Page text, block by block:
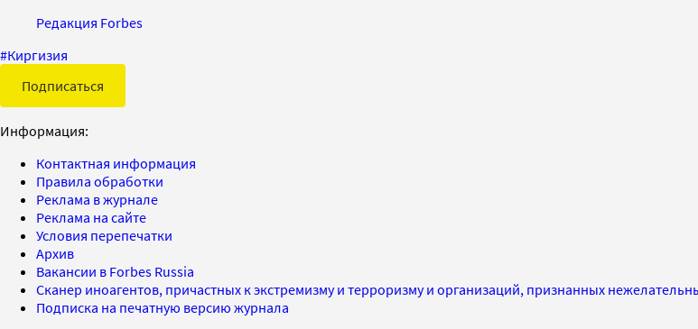
Редакция Forbes
#Киргизия
Подписаться
Информация:
Контактная информация
Правила обработки
Реклама в журнале
Реклама на сайте
Условия перепечатки
Архив
Вакансии в Forbes Russia
Сканер иноагентов, причастных к экстремизму и терроризму и организаций, признанных
Подписка на печатную версию журнала